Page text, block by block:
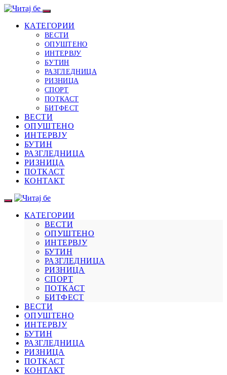
КАТЕГОРИИ
ВЕСТИ
ОПУШТЕНО
ИНТЕРВЈУ
БУТИН
РАЗГЛЕДНИЦА
РИЗНИЦА
СПОРТ
ПОТКАСТ
БИТФЕСТ
ВЕСТИ
ОПУШТЕНО
ИНТЕРВЈУ
БУТИН
РАЗГЛЕДНИЦА
РИЗНИЦА
ПОТКАСТ
КОНТАКТ
КАТЕГОРИИ
ВЕСТИ
ОПУШТЕНО
ИНТЕРВЈУ
БУТИН
РАЗГЛЕДНИЦА
РИЗНИЦА
СПОРТ
ПОТКАСТ
БИТФЕСТ
ВЕСТИ
ОПУШТЕНО
ИНТЕРВЈУ
БУТИН
РАЗГЛЕДНИЦА
РИЗНИЦА
ПОТКАСТ
КОНТАКТ